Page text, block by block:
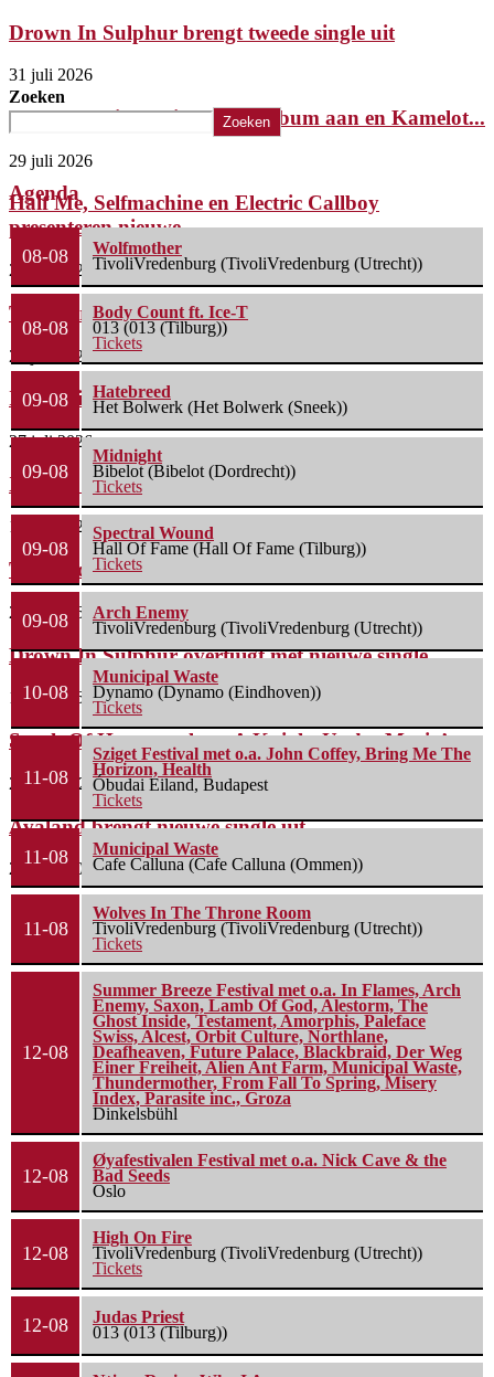
Drown In Sulphur brengt tweede single uit
31 juli 2026
Tony Iommi kondigt nieuw album aan en Kamelot...
29 juli 2026
Half Me, Selfmachine en Electric Callboy
presenteren nieuwe...
29 juli 2026
Temic brengt nieuwe single uit
28 juli 2026
Insomnium brengt nieuwe single uit
27 juli 2026
Xskull8 lanceert nieuwe single
17 juli 2026
Twee video’s die je moet zien/horen
2 juli 2026
Drown In Sulphur overtuigt met nieuwe single
1 juli 2026
South Of Heaven talent: A Knight Under Maria’s...
28 mei 2026
Avaland brengt nieuwe single uit
23 april 2026
Zoeken
Zoeken
Agenda
08-08
Wolfmother
TivoliVredenburg (TivoliVredenburg (Utrecht))
08-08
Body Count ft. Ice-T
013 (013 (Tilburg))
Tickets
09-08
Hatebreed
Het Bolwerk (Het Bolwerk (Sneek))
09-08
Midnight
Bibelot (Bibelot (Dordrecht))
Tickets
09-08
Spectral Wound
Hall Of Fame (Hall Of Fame (Tilburg))
Tickets
09-08
Arch Enemy
TivoliVredenburg (TivoliVredenburg (Utrecht))
10-08
Municipal Waste
Dynamo (Dynamo (Eindhoven))
Tickets
11-08
Sziget Festival met o.a. John Coffey, Bring Me The
Horizon, Health
Óbudai Eiland, Budapest
Tickets
11-08
Municipal Waste
Cafe Calluna (Cafe Calluna (Ommen))
11-08
Wolves In The Throne Room
TivoliVredenburg (TivoliVredenburg (Utrecht))
Tickets
12-08
Summer Breeze Festival met o.a. In Flames, Arch
Enemy, Saxon, Lamb Of God, Alestorm, The
Ghost Inside, Testament, Amorphis, Paleface
Swiss, Alcest, Orbit Culture, Northlane,
Deafheaven, Future Palace, Blackbraid, Der Weg
Einer Freiheit, Alien Ant Farm, Municipal Waste,
Thundermother, From Fall To Spring, Misery
Index, Parasite inc., Groza
Dinkelsbühl
12-08
Øyafestivalen Festival met o.a. Nick Cave & the
Bad Seeds
Oslo
12-08
High On Fire
TivoliVredenburg (TivoliVredenburg (Utrecht))
Tickets
12-08
Judas Priest
013 (013 (Tilburg))